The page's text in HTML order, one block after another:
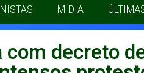
MÍDIA
decreto